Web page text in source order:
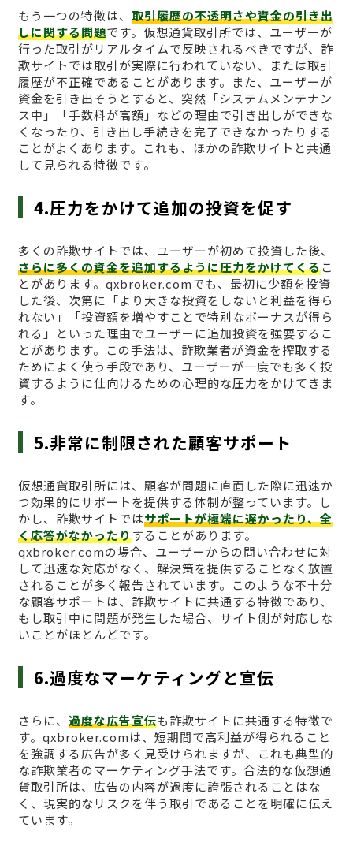
もう一つの特徴は、 取引履歴の不透明さや資金の引き出
しに関する問題です。仮想通貨取引所では、ユーザーが
行った取引がリアルタイムで反映されるべきですが、詐
欺サイトでは取引が実際に行われていない、または取引
履歴が不正確であることがあります。また、ユーザーが
資金を引き出そうとすると、突然「システムメンテナン
ス中」「手数料が高額」などの理由で引き出しができな
くなったり、引き出し手続きを完了できなかったりする
ことがよくあります。これも、ほかの詐欺サイトと共通
して見られる特徴です。
4.圧力をかけて追加の投資を促す
多くの詐欺サイトでは、ユーザーが初めて投資した後、
さらに多くの資金を追加するように圧力をかけてくるこ
とがあります。qxbroker.comでも、最初に少額を投資
した後、次第に「より大きな投資をしないと利益を得ら
れない」「投資額を増やすことで特別なボーナスが得ら
れる」といった理由でユーザーに追加投資を強要するこ
とがあります。この手法は、詐欺業者が資金を搾取する
ためによく使う手段であり、ユーザーが一度でも多く投
資するように仕向けるための心理的な圧力をかけてきま
す。
5.非常に制限された顧客サポート
仮想通貨取引所には、顧客が問題に直面した際に迅速か
つ効果的にサポートを提供する体制が整っています。し
かし、詐欺サイトではサポートが極端に遅かったり、全
く応答がなかったりすることがあります。
qxbroker.comの場合、ユーザーからの問い合わせに対
して迅速な対応がなく、解決策を提供することなく放置
されることが多く報告されています。このような不十分
な顧客サポートは、詐欺サイトに共通する特徴であり、
もし取引中に問題が発生した場合、サイト側が対応しな
いことがほとんどです。
6.過度なマーケティングと宣伝
さらに、 過度な広告宣伝も詐欺サイトに共通する特徴で
す。qxbroker.comは、短期間で高利益が得られること
を強調する広告が多く見受けられますが、これも典型的
な詐欺業者のマーケティング手法です。合法的な仮想通
貨取引所は、広告の内容が過度に誇張されることはな
く、現実的なリスクを伴う取引であることを明確に伝え
ています。